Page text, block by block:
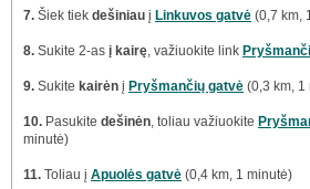
7. Šiek tiek dešiniau į Linkuvos gatvė (0,7 km,
8. Sukite 2-as į kairę, važiuokite link
9. Sukite kairėn į Pryšmančių gatvė (0,3 km, 1
10. Pasukite dešinėn, toliau važiuokite
minutė)
11. Toliau į Apuolės gatvė (0,4 km, 1 minutė)